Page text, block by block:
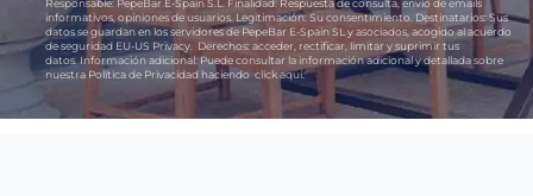
Responsable:PepeBar E-Spain S.L. Finalidad: Respuesta de consulta, envío de emails
informativos, opiniones de usuarios. Legitimación: Su consentimiento. Destinatarios:Sus
datos se guardan en los servidores de PepeBar E-Spain SL y asociados, acogido al acuerdo
de seguridad EU-US Privacy. Derechos: acceder, rectificar, limitar y suprimir tus
datos.Información adicional:Puede consultar la información adicional y detallada sobre
nuestra Política de Privacidad haciendoclick aquí.